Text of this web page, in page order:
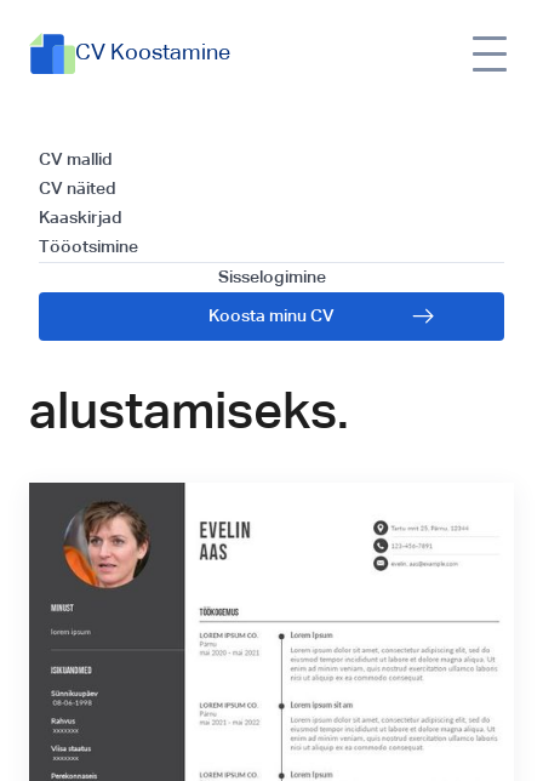
CV Koostamine
CV mallid
CV näited
Kaaskirjad
Tööotsimine
Sisselogimine
Koosta minu CV
Hambaarsti
assistent CV näited
ja mallid: Juhend
karjääri
alustamiseks.